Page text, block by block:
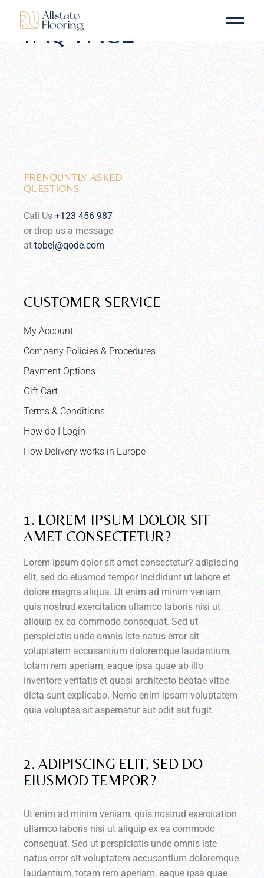
FAQ PAGE
FRENQUNTLY ASKED
QUESTIONS
Call Us+123 456 987
or drop us a message
attobel@qode.com
CUSTOMER SERVICE
My Account
Company Policies & Procedures
Payment Options
Gift Cart
Terms & Conditions
How do I Login
How Delivery works in Europe
1. LOREM IPSUM DOLOR SIT
AMET CONSECTETUR?
Lorem ipsum dolor sit amet consectetur? adipiscing
elit, sed do eiusmod tempor incididunt ut labore et
dolore magna aliqua. Ut enim ad minim veniam,
quis nostrud exercitation ullamco laboris nisi ut
aliquip ex ea commodo consequat. Sed ut
perspiciatis unde omnis iste natus error sit
voluptatem accusantium doloremque laudantium,
totam rem aperiam, eaque ipsa quae ab illo
inventore veritatis et quasi architecto beatae vitae
dicta sunt explicabo. Nemo enim ipsam voluptatem
quia voluptas sit aspernatur aut odit aut fugit.
2. ADIPISCING ELIT, SED DO
EIUSMOD TEMPOR?
Ut enim ad minim veniam, quis nostrud exercitation
ullamco laboris nisi ut aliquip ex ea commodo
consequat. Sed ut perspiciatis unde omnis iste
natus error sit voluptatem accusantium doloremque
laudantium, totam rem aperiam, eaque ipsa quae